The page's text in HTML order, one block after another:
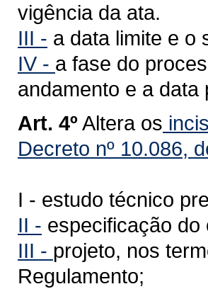
vigência da ata.
III - a data limite e o
IV - a fase do
andamento e a
Art. 4º Altera os
Decreto nº 10.086,
I - estudo técnico
II - especificação do
III - projeto, nos
Regulamento;